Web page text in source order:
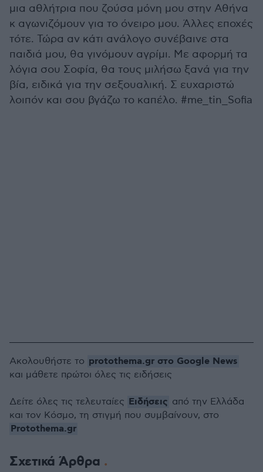
μια αθλήτρια που ζούσα μόνη μου στην Αθήνα
κ αγωνιζόμουν για το όνειρο μου. Άλλες εποχές
τότε. Τώρα αν κάτι ανάλογο συνέβαινε στα
παιδιά μου, θα γινόμουν αγρίμι. Με αφορμή τα
λόγια σου Σοφία, θα τους μιλήσω ξανά για την
βία, ειδικά για την σεξουαλική. Σ ευχαριστώ
λοιπόν και σου βγάζω το καπέλο. #me_tin_Sofia
Σχετικά Άρθρα
Ακολουθήστε το protothema.gr στο Google News
και μάθετε πρώτοι όλες τις ειδήσεις
Δείτε όλες τις τελευταίες Ειδήσεις από την Ελλάδα
και τον Κόσμο, τη στιγμή που συμβαίνουν, στο
Protothema.gr